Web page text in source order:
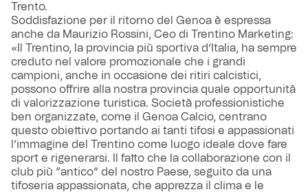
Trento.
Soddisfazione per il ritorno del Genoa è espressa
anche da Maurizio Rossini, Ceo di Trentino Marketing:
«Il Trentino, la provincia più sportiva d’Italia, ha sempre
creduto nel valore promozionale che i grandi
campioni, anche in occasione dei ritiri calcistici,
possono offrire alla nostra provincia quale opportunità
di valorizzazione turistica. Società professionistiche
ben organizzate, come il Genoa Calcio, centrano
questo obiettivo portando ai tanti tifosi e appassionati
l’immagine del Trentino come luogo ideale dove fare
sport e rigenerarsi. Il fatto che la collaborazione con il
club più “antico” del nostro Paese, seguito da una
tifoseria appassionata, che apprezza il clima e le